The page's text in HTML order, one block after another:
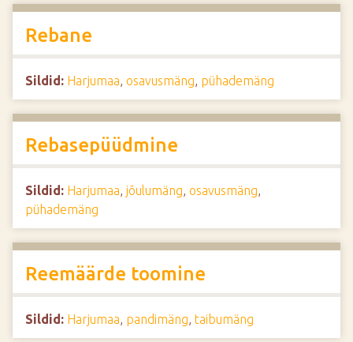
Rebane
Sildid: Harjumaa, osavusmäng, pühademäng
Rebasepüüdmine
Sildid: Harjumaa, jõulumäng, osavusmäng,
pühademäng
Reemäärde toomine
Sildid: Harjumaa, pandimäng, taibumäng